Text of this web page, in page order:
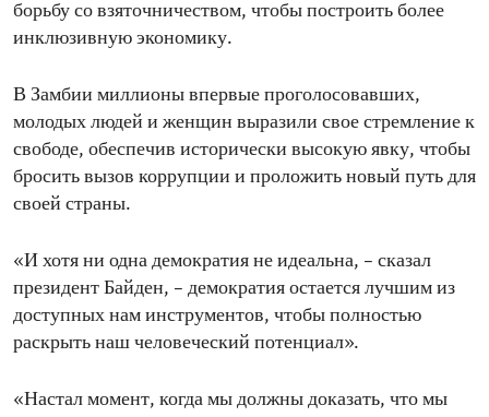
борьбу со взяточничеством, чтобы построить более
инклюзивную экономику.
В Замбии миллионы впервые проголосовавших,
молодых людей и женщин выразили свое стремление к
свободе, обеспечив исторически высокую явку, чтобы
бросить вызов коррупции и проложить новый путь для
своей страны.
«И хотя ни одна демократия не идеальна, – сказал
президент Байден, – демократия остается лучшим из
доступных нам инструментов, чтобы полностью
раскрыть наш человеческий потенциал».
«Настал момент, когда мы должны доказать, что мы